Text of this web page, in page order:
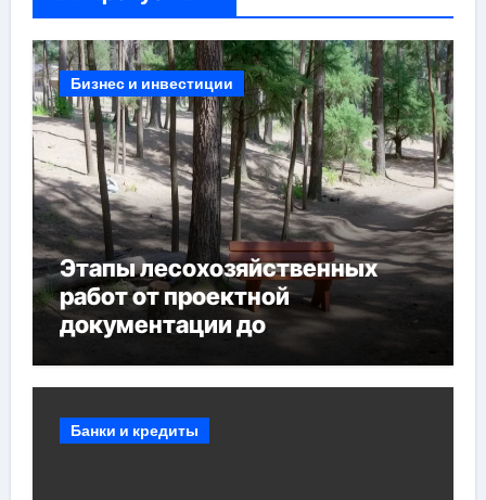
Бизнес и инвестиции
Этапы лесохозяйственных
работ от проектной
документации до
мероприятий и обустройства
Банки и кредиты